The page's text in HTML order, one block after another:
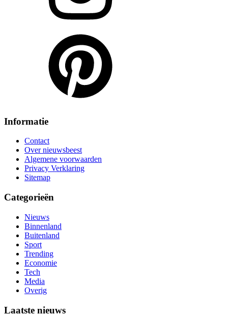
Informatie
Contact
Over nieuwsbeest
Algemene voorwaarden
Privacy Verklaring
Sitemap
Categorieën
Nieuws
Binnenland
Buitenland
Sport
Trending
Economie
Tech
Media
Overig
Laatste nieuws